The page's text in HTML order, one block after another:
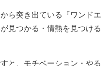
ら突き出ている『ワンドエ
見つかる・情熱を見つける
と、モチベーション・やる